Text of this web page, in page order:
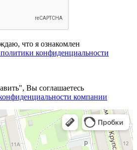
что я ознакомлен
конфиденциальности
Вы соглашаетесь
компании